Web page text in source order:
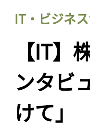
IT・ビジネ
【IT
ンタビ
けて」